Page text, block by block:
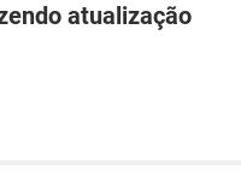
atualização